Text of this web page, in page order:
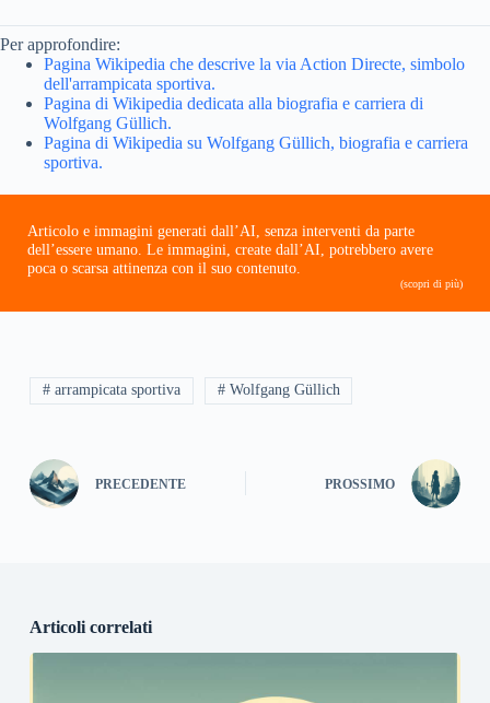
Per approfondire:
Pagina Wikipedia che descrive la via Action Directe, simbolo
dell'arrampicata sportiva.
Pagina di Wikipedia dedicata alla biografia e carriera di
Wolfgang Güllich.
Pagina di Wikipedia su Wolfgang Güllich, biografia e carriera
sportiva.
Articolo e immagini generati dall’AI, senza interventi da parte
dell’essere umano. Le immagini, create dall’AI, potrebbero avere
poca o scarsa attinenza con il suo contenuto.
(scopri di più)
# arrampicata sportiva # Wolfgang Güllich
PRECEDENTE PROSSIMO
Articoli correlati